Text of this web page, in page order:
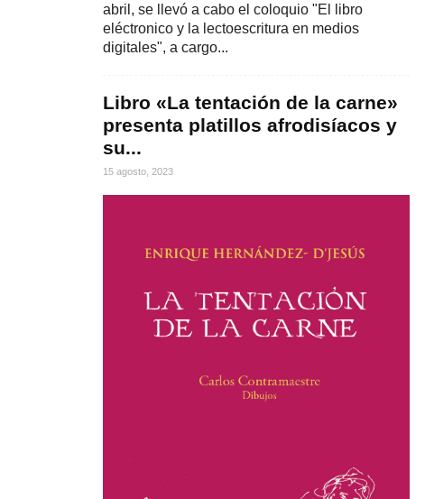
abril, se llevó a cabo el coloquio "El libro
eléctronico y la lectoescritura en medios
digitales", a cargo...
Libro «La tentación de la carne»
presenta platillos afrodisíacos y
su...
15 agosto, 2023